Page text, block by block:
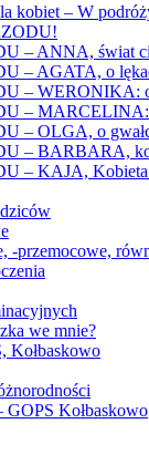
kobiet – W
– ANNA, świat
AGATA, o
– WERONIKA:
– MARCELINA:
– OLGA, o
– BARBARA,
KAJA, Kobieta
-przemocowe,
we mnie?
Kołbaskowo
GOPS Kołbaskowo